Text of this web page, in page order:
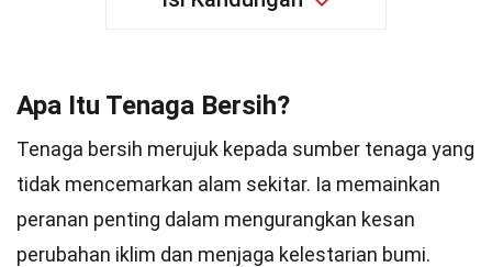
Apa Itu Tenaga Bersih?
Tenaga bersih merujuk kepada sumber tenaga yang
tidak mencemarkan alam sekitar. Ia memainkan
peranan penting dalam mengurangkan kesan
perubahan iklim dan menjaga kelestarian bumi.